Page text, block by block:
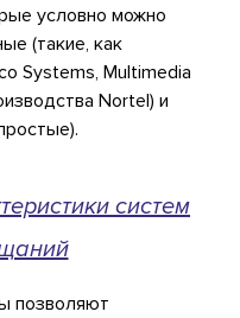
условно можно
(такие, как
Systems, Multimedia
Nortel) и
систем
позволяют